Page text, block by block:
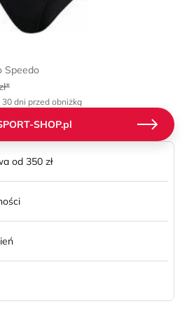
Speedo
dni przed obniżką
SHOP.pl
od 350 zł